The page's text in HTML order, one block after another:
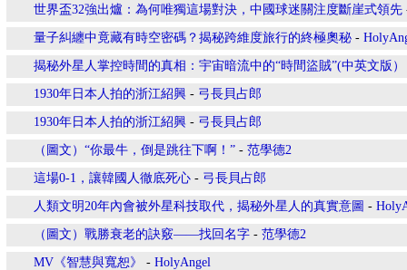
世界盃32強出爐：為何唯獨這場對決，中國球迷關注度斷崖式領先
量子糾纏中竟藏有時空密碼？揭秘跨維度旅行的終極奧秘 -
揭秘外星人掌控時間的真相：宇宙暗流中的“時間盜賊”(中英文版）
1930年日本人拍的浙江紹興 - 弓長貝占郎
1930年日本人拍的浙江紹興 - 弓長貝占郎
（圖文）“你最牛，倒是跳往下啊！” - 范學德2
這場0-1，讓韓國人徹底死心 - 弓長貝占郎
人類文明20年內會被外星科技取代，揭秘外星人的真實意圖 -
（圖文）戰勝衰老的訣竅——找回名字 - 范學德2
MV《智慧與寬恕》 - HolyAngel